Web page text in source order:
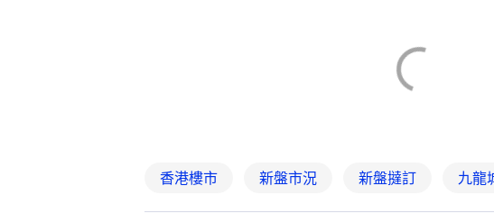
經濟 地產樓市
紅磡MIDTOWＮ SOUTH